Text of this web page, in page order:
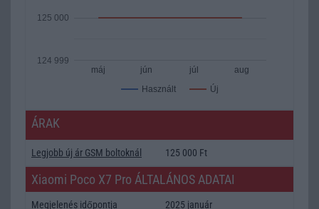
Használt Új
máj jún júl aug
124 999
125 000
ÁRAK
Legjobb új ár GSM boltoknál 125 000 Ft
Xiaomi Poco X7 Pro ÁLTALÁNOS ADATAI
Megjelenés időpontja 2025 január